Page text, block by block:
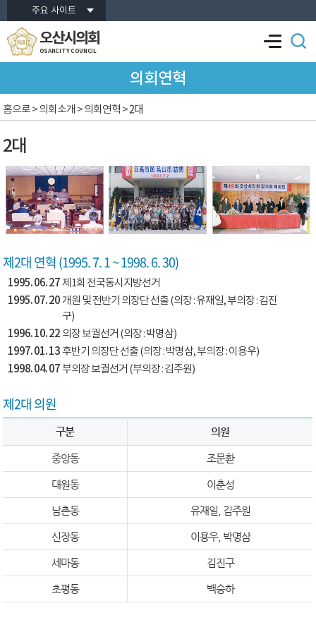
본문바로가기주요 사이트
오산시의회
OSANCITY COUNCIL
의회연혁
2대
홈으로> 의회소개 > 의회연혁 >2대
제2대 연혁 (1995. 7. 1 ~ 1998. 6. 30)
1995. 06. 27 제1회 전국동시지방선거
1995. 07. 20 개원 및 전반기 의장단 선출 (의장 : 유재일, 부의장 : 김진
구)
1996. 10. 22 의장 보궐선거 (의장 : 박명삼)
1997. 01. 13 후반기 의장단 선출 (의장 : 박명삼, 부의장 : 이용우)
1998. 04. 07 부의장 보궐선거 (부의장 : 김주원)
제2대 의원
구분 의원
중앙동 조문환
대원동 이춘성
남촌동 유재일, 김주원
신장동 이용우, 박명삼
세마동 김진구
초평동 백승하